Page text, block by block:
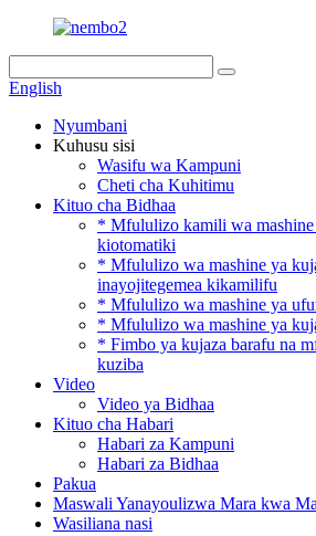
English
Nyumbani
Kuhusu sisi
Wasifu wa Kampuni
Cheti cha Kuhitimu
Kituo cha Bidhaa
* Mfululizo kamili wa mashine
kiotomatiki
* Mfululizo wa mashine ya
inayojitegemea kikamilifu
* Mfululizo wa mashine ya
* Mfululizo wa mashine ya
* Fimbo ya kujaza barafu na
kuziba
Video
Video ya Bidhaa
Kituo cha Habari
Habari za Kampuni
Habari za Bidhaa
Pakua
Maswali Yanayoulizwa Mara kwa
Wasiliana nasi